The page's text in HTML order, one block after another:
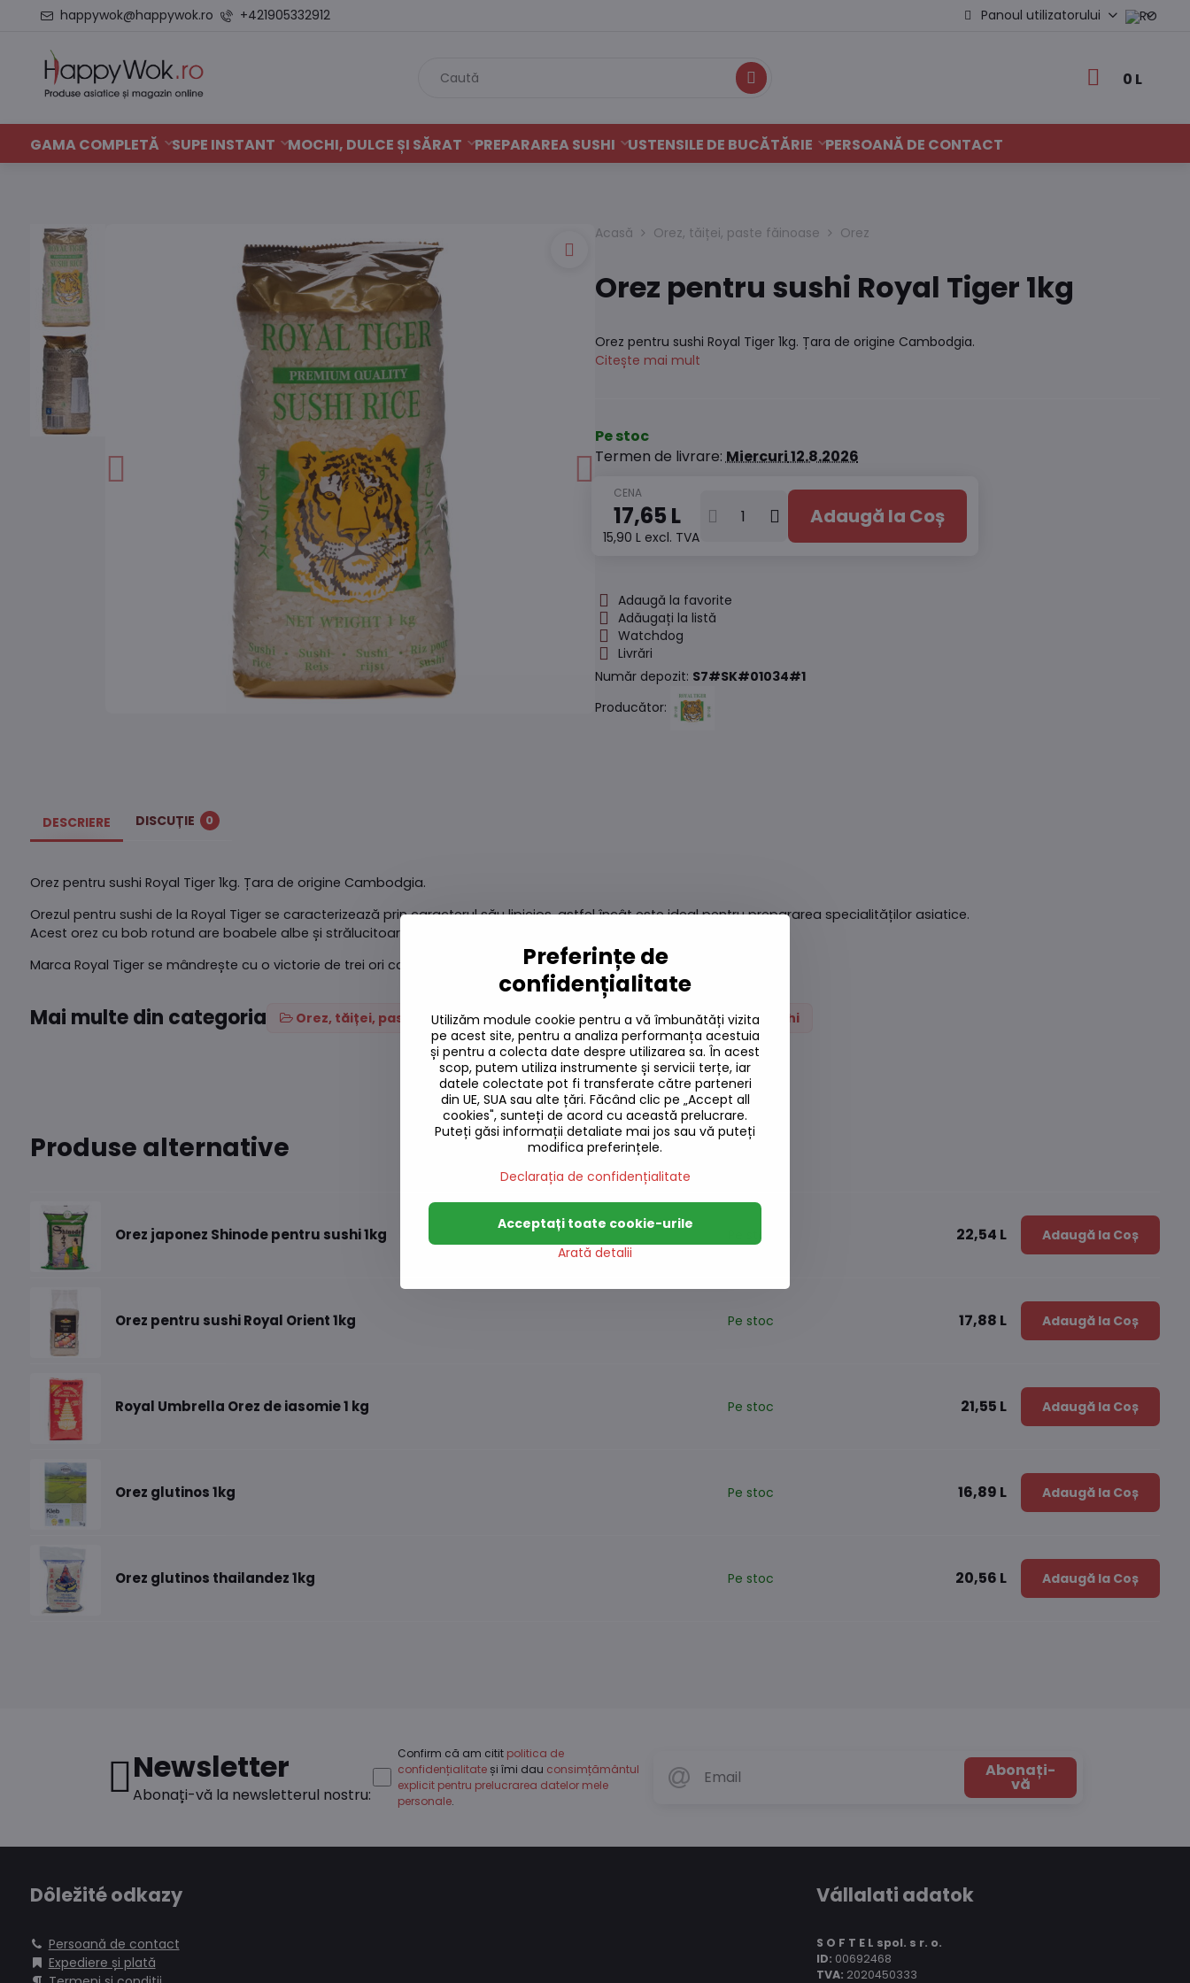
happywok@happywok.ro +421905332912 Panoul utilizatorului
Caută 0 L
GAMA COMPLETĂ SUPE INSTANT MOCHI, DULCE ȘI SĂRAT PREPARAREA SUSHI USTENSILE DE BUCĂTĂRIE PERSOANĂ DE CONTACT
Acasă Orez, tăiței, paste făinoase Orez
Orez pentru sushi Royal Tiger 1kg
Orez pentru sushi Royal Tiger 1kg. Țara de origine Cambodgia.
Citește mai mult
Pe stoc
Termen de livrare:Miercuri12.8.2026
17,65 L
15,90 L excl. TVA
Adaugă la Coș
Adaugă la favorite
Adăugați la listă
Watchdog
Livrări
Număr depozit: S7#SK#01034#1
Producător:
DESCRIERE DISCUȚIE 0
Orez pentru sushi Royal Tiger 1kg. Țara de origine Cambodgia.
Orezul pentru sushi de la Royal Tiger se caracterizează prin caracterul său lipicios, astfel încât este ideal pentru prepararea specialităților asiatice.
Acest orez cu bob rotund are boabele albe și strălucitoare, conferind sushi-ului tău puritate și calitate.
Marca Royal Tiger se mândrește cu o victorie de trei ori ca cel mai bun producător de orez din lume.
Mai multe din categoria Orez, tăiței, paste făinoase Orez Sushi Orez pentru sushi
Produse alternative
Orez japonez Shinode pentru sushi 1kg 22,54 L Adaugă la Coș
Orez pentru sushi Royal Orient 1kg Pe stoc 17,88 L Adaugă la Coș
Royal Umbrella Orez de iasomie 1 kg Pe stoc 21,55 L Adaugă la Coș
Orez glutinos 1kg Pe stoc 16,89 L Adaugă la Coș
Orez glutinos thailandez 1kg Pe stoc 20,56 L Adaugă la Coș
Newsletter
Abonați-vă la newsletterul nostru:
Abonați-
vă
Confirm că am citit politica de
confidențialitateși îmi dau consimțământul
explicit pentru prelucrarea datelor mele
personale.
Dôležité odkazy
Persoană de contact
Expediere și plată
Vállalati adatok
S O F T E L spol. s r. o.
ID: 00692468
TVA: 2020450333
Preferințe de
confidențialitate
Utilizăm module cookie pentru a vă îmbunătăți vizita
pe acest site, pentru a analiza performanța acestuia
și pentru a colecta date despre utilizarea sa. În acest
scop, putem utiliza instrumente și servicii terțe, iar
datele colectate pot fi transferate către parteneri
din UE, SUA sau alte țări. Făcând clic pe „Accept all
cookies", sunteți de acord cu această prelucrare.
Puteți găsi informații detaliate mai jos sau vă puteți
modifica preferințele.
Declarația de confidențialitate
Arată detalii
Acceptați toate cookie-urile